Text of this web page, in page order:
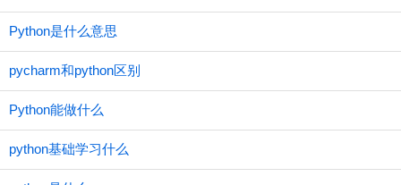
Python是什么意思
pycharm和python区别
Python能做什么
python基础学习什么